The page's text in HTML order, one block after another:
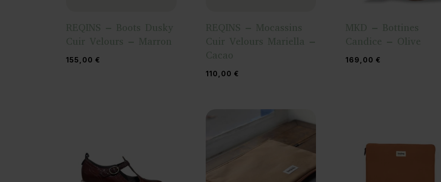
REQINS – Boots Dusky
Cuir Velours – Marron
155,00 €
REQINS – Mocassins
Cuir Velours Mariella –
Cacao
110,00 €
MKD – Bottines
Candice – Olive
169,00 €